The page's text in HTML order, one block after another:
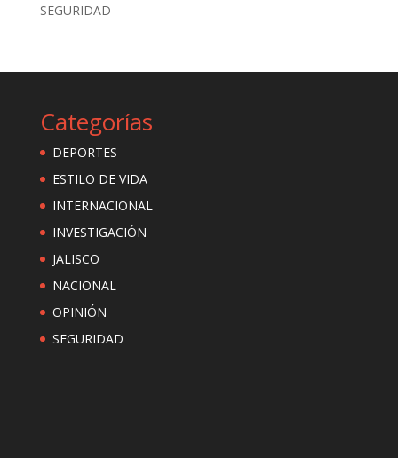
SEGURIDAD
Categorías
DEPORTES
ESTILO DE VIDA
INTERNACIONAL
INVESTIGACIÓN
JALISCO
NACIONAL
OPINIÓN
SEGURIDAD